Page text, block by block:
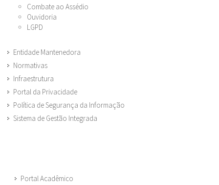
Combate ao Assédio
Ouvidoria
LGPD
Entidade Mantenedora
Normativas
Infraestrutura
Portal da Privacidade
Política de Segurança da Informação
Sistema de Gestão Integrada
Portal Acadêmico